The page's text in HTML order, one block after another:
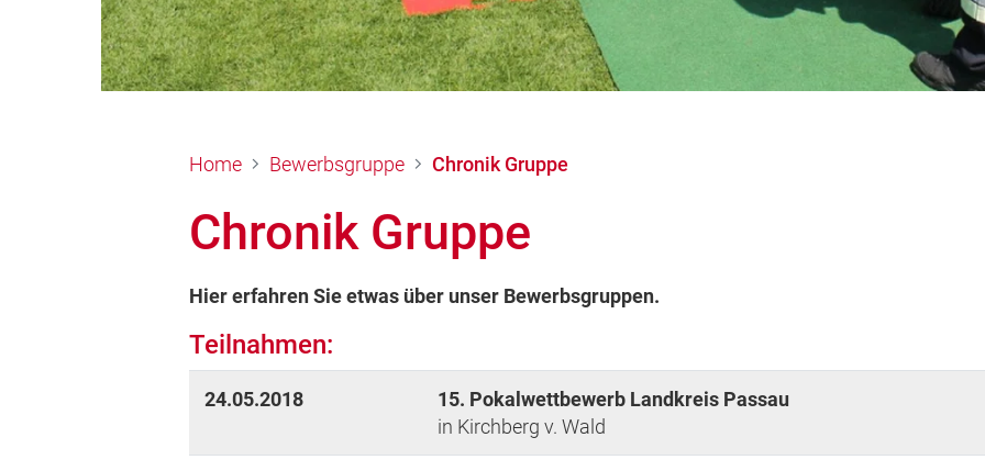
Home Bewerbsgruppe Chronik Gruppe
Chronik Gruppe
Hier erfahren Sie etwas über unser Bewerbsgruppen.
Teilnahmen:
24.05.2018
15. Pokalwettbewerb Landkreis Passau
in Kirchberg v. Wald